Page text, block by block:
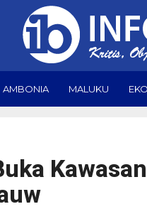
AMBONIA MALUKU